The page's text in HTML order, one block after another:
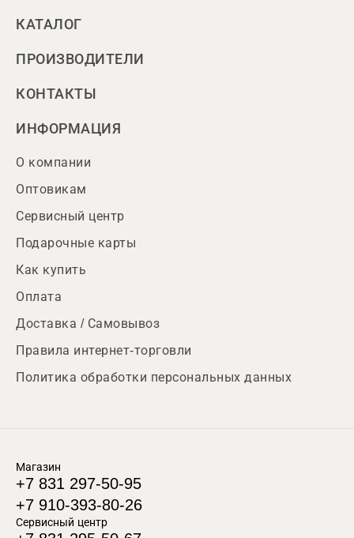
КАТАЛОГ
ПРОИЗВОДИТЕЛИ
КОНТАКТЫ
ИНФОРМАЦИЯ
О компании
Оптовикам
Сервисный центр
Подарочные карты
Как купить
Оплата
Доставка / Самовывоз
Правила интернет-торговли
Политика обработки персональных данных
Магазин
+7 831 297-50-95
+7 910-393-80-26
Сервисный центр